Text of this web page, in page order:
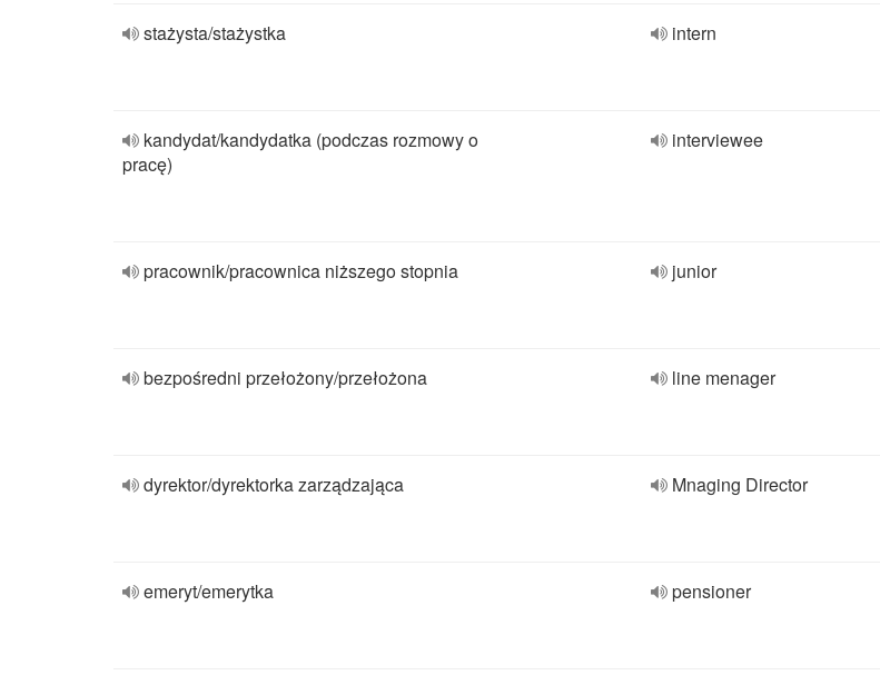
stażysta/stażystka intern
kandydat/kandydatka (podczas rozmowy o
pracę)
interviewee
pracownik/pracownica niższego stopnia junior
bezpośredni przełożony/przełożona line menager
dyrektor/dyrektorka zarządzająca Mnaging Director
emeryt/emerytka pensioner